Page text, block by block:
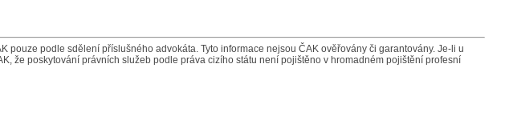
podle sdělení příslušného advokáta. Tyto informace nejsou ČAK ověřovány či garantovány. Je-li u
že poskytování právních služeb podle práva cizího státu není pojištěno v hromadném pojištění profesní